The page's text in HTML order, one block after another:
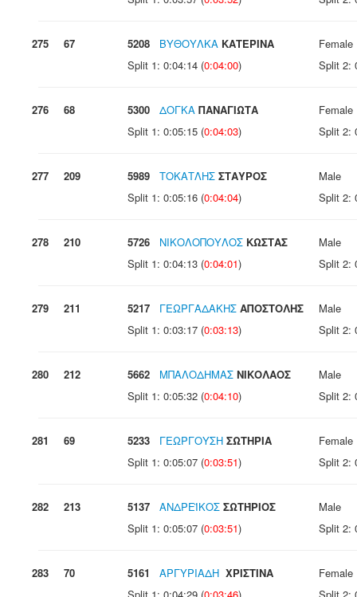
275 67 5208 ΒΥΘΟΥΛΚΑ ΚΑΤΕΡΙΝΑ
Female
Split 1: 0:04:14 (0:04:00) Split 2:
276 68 5300 ΔΟΓΚΑ ΠΑΝΑΓΙΩΤΑ
Female
Split 1: 0:05:15 (0:04:03) Split 2:
277 209 5989 ΤΟΚΑΤΛΗΣ ΣΤΑΥΡΟΣ
Male
Split 1: 0:05:16 (0:04:04) Split 2:
278 210 5726 ΝΙΚΟΛΟΠΟΥΛΟΣ ΚΩΣΤΑΣ
Male
Split 1: 0:04:13 (0:04:01) Split 2:
279 211 5217 ΓΕΩΡΓΑΔΑΚΗΣ ΑΠΟΣΤΟΛΗΣ
Male
Split 1: 0:03:17 (0:03:13) Split 2:
280 212 5662 ΜΠΑΛΟΔΗΜΑΣ ΝΙΚΟΛΑΟΣ
Male
Split 1: 0:05:32 (0:04:10) Split 2:
281 69 5233 ΓΕΩΡΓΟΥΣΗ ΣΩΤΗΡΙΑ
Female
Split 1: 0:05:07 (0:03:51) Split 2:
282 213 5137 ΑΝΔΡΕΪΚΟΣ ΣΩΤΉΡΙΟΣ
Male
Split 1: 0:05:07 (0:03:51) Split 2:
283 70 5161 ΑΡΓΥΡΙΑΔΗ ΧΡΙΣΤΙΝΑ
Female